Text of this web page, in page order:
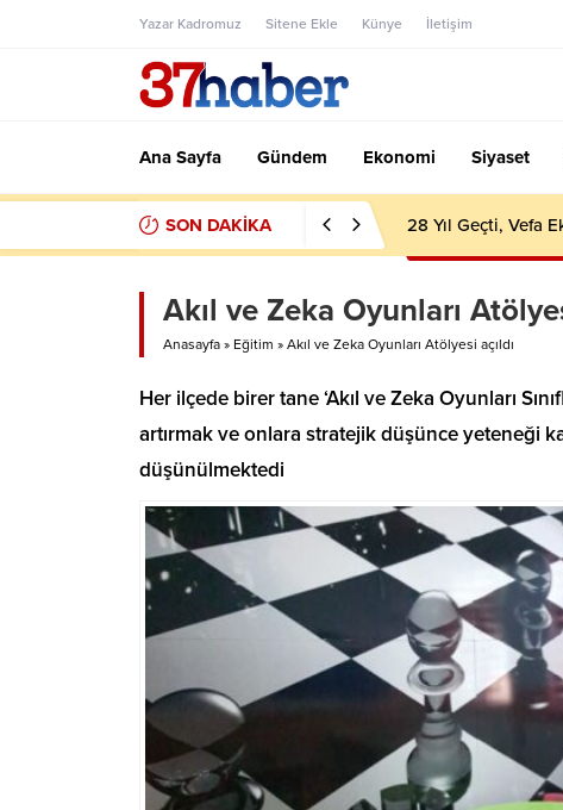
Yazar Kadromuz Sitene Ekle Künye İletişim
Ana Sayfa Gündem Ekonomi Siyaset
SON DAKİKA 28 Yıl Geçti, Vefa
Akıl ve Zeka Oyunları
Anasayfa » Eğitim » Akıl ve Zeka Oyunları Atölyesi açıldı
Her ilçede birer tane ‘Akıl ve Zeka Oyunları
artırmak ve onlara stratejik düşünce yeteneği
düşünülmektedi